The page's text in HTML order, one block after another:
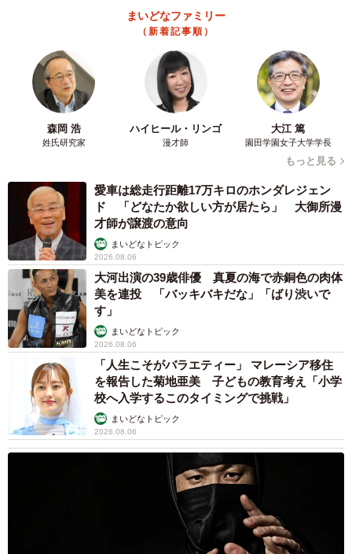
まいどなファミリー
（新着記事順）
森岡 浩
姓氏研究家
ハイヒール・リンゴ
漫才師
大江 篤
園田学園女子大学学長
もっと見る
愛車は総走行距離17万キロのホンダレジェン
ド 「どなたか欲しい方が居たら」 大御所漫
才師が譲渡の意向
まいどなトピック
2026.08.06
大河出演の39歳俳優 真夏の海で赤銅色の肉体
美を連投 「バッキバキだな」「ばり渋いで
す」
まいどなトピック
2026.08.06
「人生こそがバラエティー」 マレーシア移住
を報告した菊地亜美 子どもの教育考え「小学
校へ入学するこのタイミングで挑戦」
まいどなトピック
2026.08.06